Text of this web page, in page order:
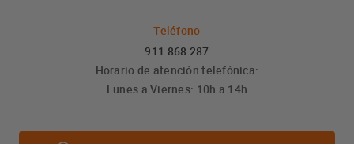
Teléfono
911 868 287
Horario de atención telefónica:
Lunes a Viernes: 10h a 14h